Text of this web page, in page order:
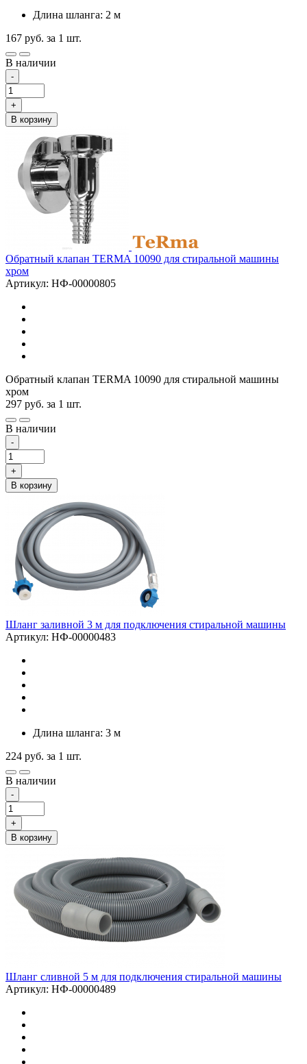
Длина шланга: 2 м
167 руб. за 1 шт.
В наличии
-
+
В корзину
Обратный клапан TERMA 10090 для стиральной машины
хром
Артикул: НФ-00000805
Обратный клапан TERMA 10090 для стиральной машины
хром
297 руб. за 1 шт.
В наличии
-
+
В корзину
Шланг заливной 3 м для подключения стиральной машины
Артикул: НФ-00000483
Длина шланга: 3 м
224 руб. за 1 шт.
В наличии
-
+
В корзину
Шланг сливной 5 м для подключения стиральной машины
Артикул: НФ-00000489